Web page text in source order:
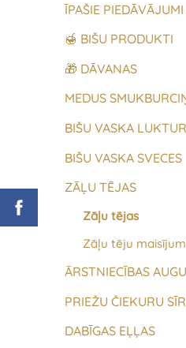
ĪPAŠIE
🍯 BIŠU PRODUKTI
🎁 DĀVANAS
MEDUS
BIŠU VASKA
BIŠU VASKA SVECES
ZĀĻU TĒJAS
Zāļu tējas
Zāļu tēju
ĀRSTNIECĪBAS
PRIEŽU ČIEKURU
DABĪGAS EĻĻAS